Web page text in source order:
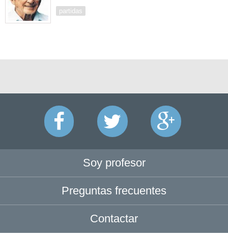
partidas
Soy profesor
Preguntas frecuentes
Contactar